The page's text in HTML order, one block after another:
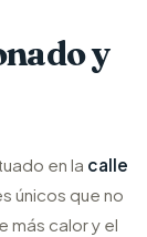
y
en la calle
únicos que no
más calor y el